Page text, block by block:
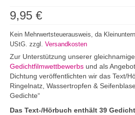
9,95 €
Kein Mehrwertsteuerausweis, da
UStG. zzgl. Versandkosten
Zur Unterstützung unserer
Gedichtfilmwettbewerbs und als
Dichtung veröffentlichten wir das Text/
Ringelnatz, Wassertropfen &
Gedichte“
Das Text-/Hörbuch enthält 39